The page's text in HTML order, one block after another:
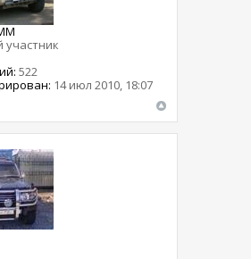
участник
522
14 июл 2010, 18:07